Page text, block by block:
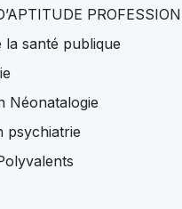
la santé publique
Néonatalogie
psychiatrie